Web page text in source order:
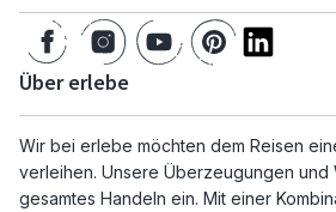
Über erlebe
Wir bei erlebe möchten dem Reisen
verleihen. Unsere Überzeugungen und
gesamtes Handeln ein. Mit einer